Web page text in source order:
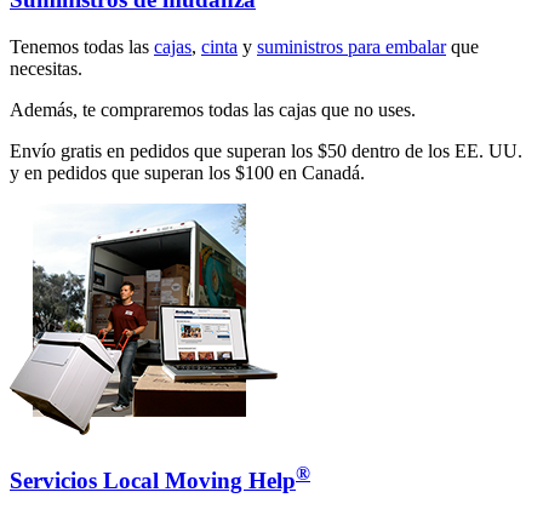
Tenemos todas las cajas, cinta y suministros para embalarque
necesitas.
Además, te compraremos todas las cajas que no uses.
Envío gratis en pedidos que superan los $50 dentro de los EE. UU.
y en pedidos que superan los $100 en Canadá.
Servicios Local Moving Help®